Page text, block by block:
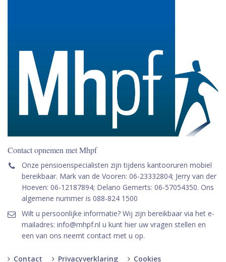
Contact opnemen met Mhpf
Onze pensioenspecialisten zijn tijdens kantooruren mobiel
bereikbaar. Mark van de Vooren: 06-23332804; Jerry van der
Hoeven: 06-12187894; Delano Gemerts: 06-57054350. Ons
algemene nummer is 088-824 1500
Wilt u persoonlijke informatie? Wij zijn bereikbaar via het e-
mailadres: info@mhpf.nl u kunt hier uw vragen stellen en
een van ons neemt contact met u op.
Contact Privacyverklaring Cookies